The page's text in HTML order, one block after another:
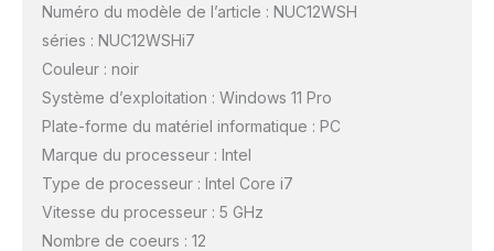
Numéro du modèle de l’article : NUC12WSH
séries : NUC12WSHi7
Couleur : noir
Système d’exploitation : Windows 11 Pro
Plate-forme du matériel informatique : PC
Marque du processeur : Intel
Type de processeur : Intel Core i7
Vitesse du processeur : 5 GHz
Nombre de coeurs : 12